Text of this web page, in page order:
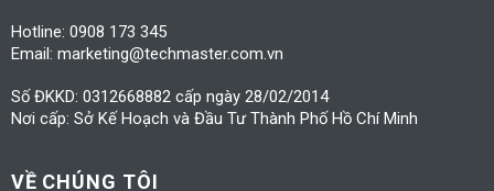
Hotline: 0908 173 345
Email: marketing@techmaster.com.vn
Số ĐKKD: 0312668882 cấp ngày 28/02/2014
Nơi cấp: Sở Kế Hoạch và Đầu Tư Thành Phố Hồ Chí Minh
VỀ CHÚNG TÔI